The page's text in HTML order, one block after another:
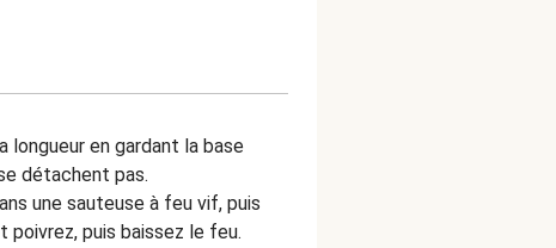
longueur en gardant la base
détachent pas.
une sauteuse à feu vif, puis
poivrez, puis baissez le feu.